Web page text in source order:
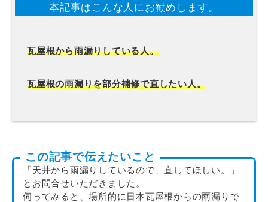
本記事はこんな人にお勧めします。
瓦屋根から雨漏りしている人。
瓦屋根の雨漏りを部分補修で直したい人。
この記事で伝えたいこと
「天井から雨漏りしているので、直してほしい。」
とお問合せいただきました。
伺ってみると、場所的に日本瓦屋根からの雨漏りで